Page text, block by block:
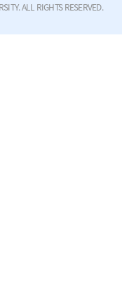
ALL RIGHTS RESERVED.